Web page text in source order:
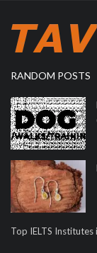
RANDOM POSTS
Top IELTS